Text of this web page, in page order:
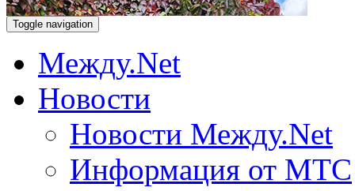
Toggle navigation
Между.Net
Новости
Новости Между.Net
Информация от МТС